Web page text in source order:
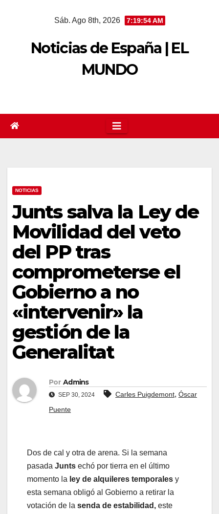
Sáb. Ago 8th, 2026 7:19:55 AM
Noticias de España | EL
MUNDO
NOTICIAS
Junts salva la Ley de
Movilidad del veto
del PP tras
comprometerse el
Gobierno a no
«intervenir» la
gestión de la
Generalitat
Por Admins
SEP 30, 2024 Carles Puigdemont, Óscar
Puente
Dos de cal y otra de arena. Si la semana
pasada Junts echó por tierra en el último
momento la ley de alquileres temporales y
esta semana obligó al Gobierno a retirar la
votación de la senda de estabilidad, este